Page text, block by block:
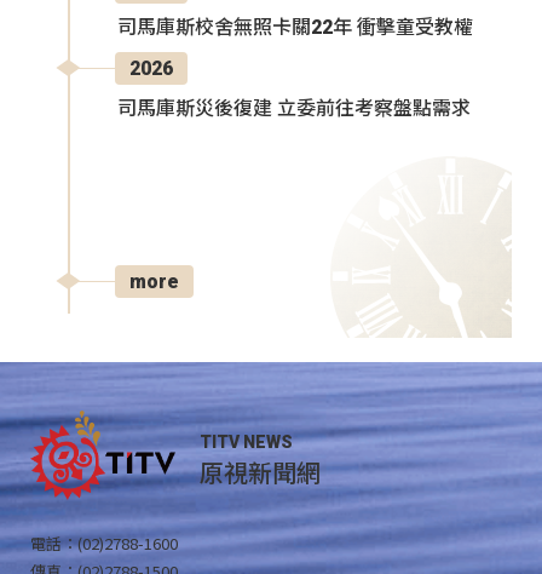
司馬庫斯校舍無照卡關22年 衝擊童受教權
2026
司馬庫斯災後復建 立委前往考察盤點需求
more
TITV NEWS
原視新聞網
電話：(02)2788-1600